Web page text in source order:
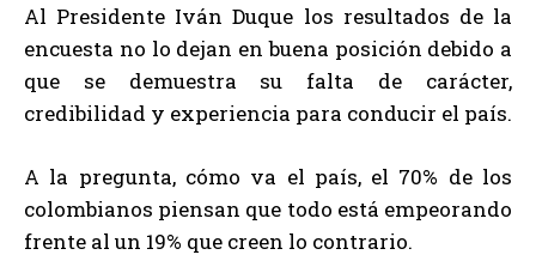
Al Presidente Iván Duque los resultados de la
encuesta no lo dejan en buena posición debido a
que se demuestra su falta de carácter,
credibilidad y experiencia para conducir el país.
A la pregunta, cómo va el país, el 70% de los
colombianos piensan que todo está empeorando
frente al un 19% que creen lo contrario.